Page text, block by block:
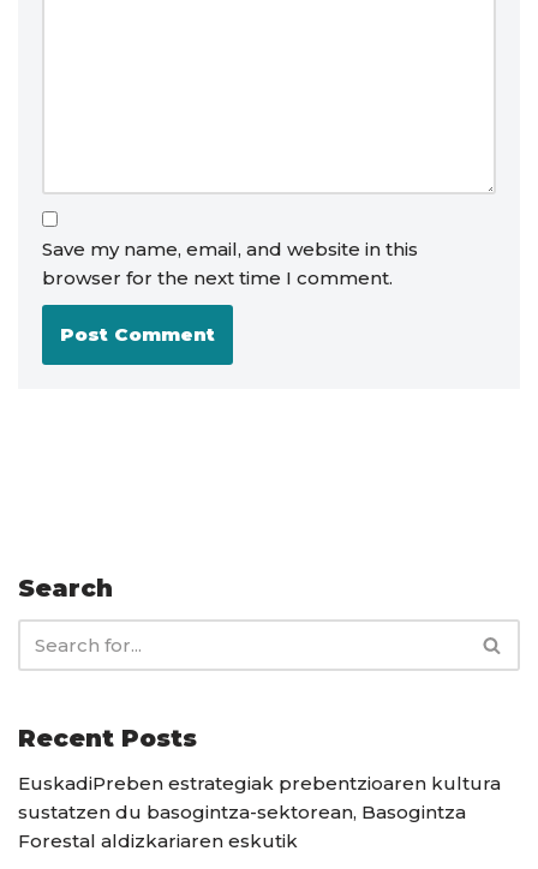
Save my name, email, and website in this
browser for the next time I comment.
Search
Recent Posts
EuskadiPreben estrategiak prebentzioaren kultura
sustatzen du basogintza-sektorean, Basogintza
Forestal aldizkariaren eskutik